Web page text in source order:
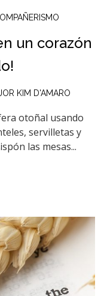
un corazón
KIM D'AMARO
otoñal usando
servilletas y
las mesas...